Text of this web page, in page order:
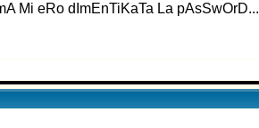
Mi eRo dImEnTiKaTa La pAsSwOrD...